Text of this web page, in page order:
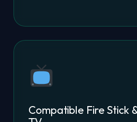
Compatible Fire Stick